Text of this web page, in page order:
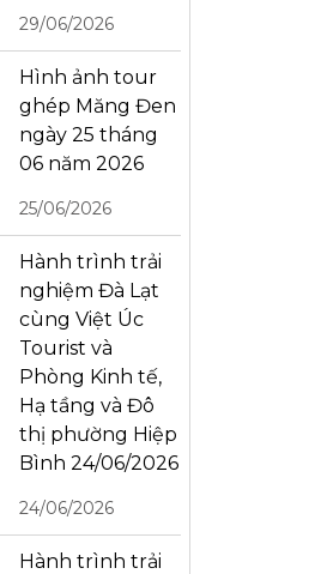
29/06/2026
Hình ảnh tour
ghép Măng Đen
ngày 25 tháng
06 năm 2026
25/06/2026
Hành trình trải
nghiệm Đà Lạt
cùng Việt Úc
Tourist và
Phòng Kinh tế,
Hạ tầng và Đô
thị phường Hiệp
Bình 24/06/2026
24/06/2026
Hành trình trải